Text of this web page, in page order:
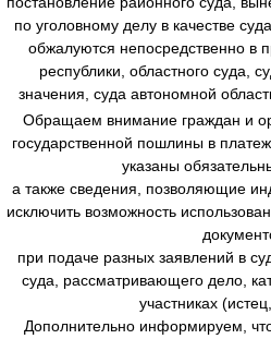
по уголовному делу в качестве
обжалуются непосредственно в
республики, областного суда,
значения, суда автономной
Обращаем внимание граждан и
государственной пошлины в
указаны
а также сведения, позволяющие
исключить возможность
при подаче разных заявлений в
суда, рассматривающего дело,
участниках
Дополнительно информируем,